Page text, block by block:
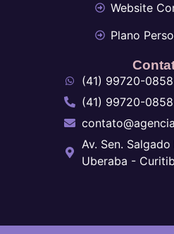
Website
Plano
(41) 99720-0858
(41) 99720-0858
Av. Sen. Salgado
Uberaba -